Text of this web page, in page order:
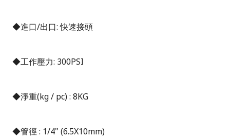
◆進口/出口:快速接頭
◆工作壓力: 300PSI
◆淨重(kg / pc) : 8KG
◆管徑 : 1/4" (6.5X10mm)